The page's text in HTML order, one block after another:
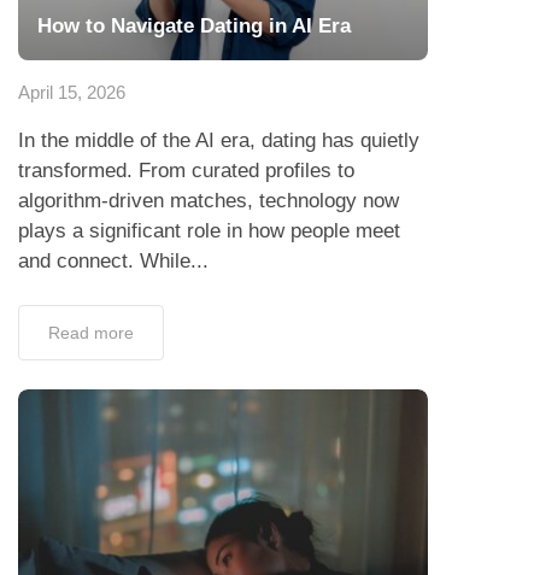
How to Navigate Dating in AI Era
April 15, 2026
In the middle of the AI era, dating has quietly
transformed. From curated profiles to
algorithm-driven matches, technology now
plays a significant role in how people meet
and connect. While...
Read more